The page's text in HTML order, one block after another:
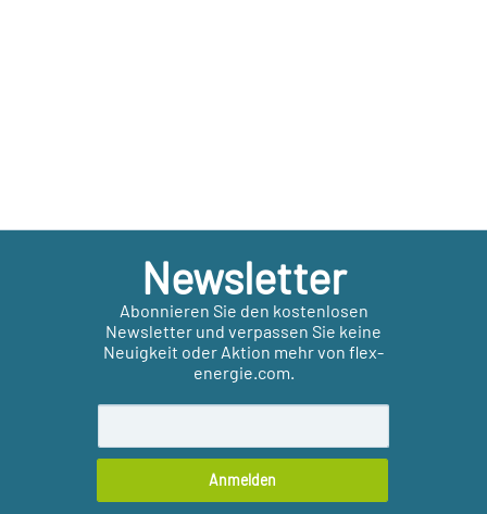
Newsletter
Abonnieren Sie den kostenlosen
Newsletter und verpassen Sie keine
Neuigkeit oder Aktion mehr von flex-
energie.com.
Anmelden